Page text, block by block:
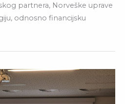
partnera, Norveške uprave
odnosno financijsku